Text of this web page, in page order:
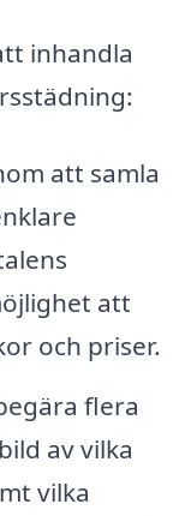
inhandla
att samla
att
och priser.
flera
av vilka
vilka